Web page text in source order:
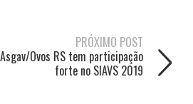
PRÓXIMO POST
Ovos RS tem participação
forte no SIAVS 2019